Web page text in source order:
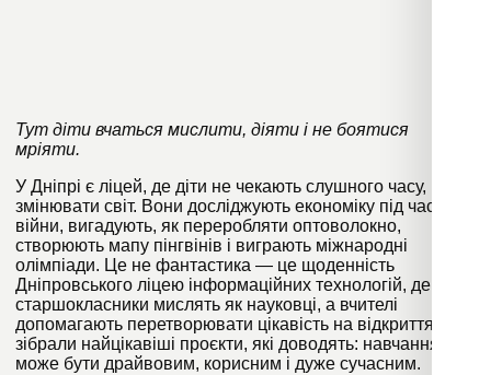
Тут діти вчаться мислити, діяти і не боятися
мріяти.
У Дніпрі є ліцей, де діти не чекають слушного часу, щоб
змінювати світ. Вони досліджують економіку під час
війни, вигадують, як переробляти оптоволокно,
створюють мапу пінгвінів і виграють міжнародні
олімпіади. Це не фантастика — це щоденність
Дніпровського ліцею інформаційних технологій, де
старшокласники мислять як науковці, а вчителі
допомагають перетворювати цікавість на відкриття. Ми
зібрали найцікавіші проєкти, які доводять: навчання
може бути драйвовим, корисним і дуже сучасним.